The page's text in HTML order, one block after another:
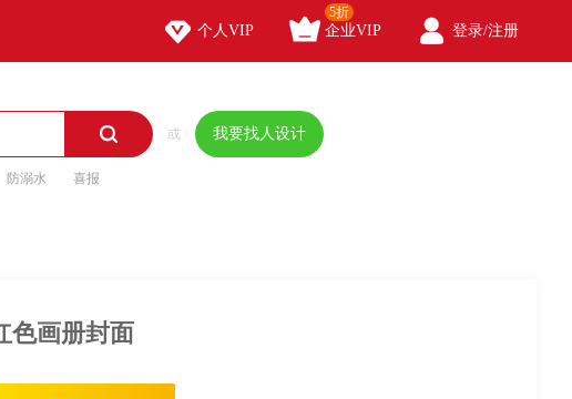
 个人VIP  企业VIP
5折
 登录/注册
 或 我要找人设计
防溺水 喜报
色画册封面